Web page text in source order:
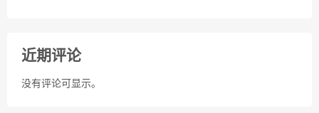
近期评论
没有评论可显示。